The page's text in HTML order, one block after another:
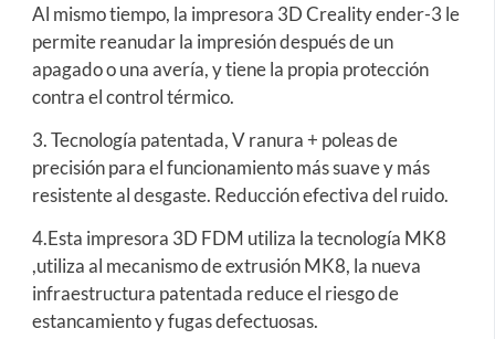
Al mismo tiempo, la impresora 3D Creality ender-3 le
permite reanudar la impresión después de un
apagado o una avería, y tiene la propia protección
contra el control térmico.
3. Tecnología patentada, V ranura + poleas de
precisión para el funcionamiento más suave y más
resistente al desgaste. Reducción efectiva del ruido.
4.Esta impresora 3D FDM utiliza la tecnología MK8
,utiliza al mecanismo de extrusión MK8, la nueva
infraestructura patentada reduce el riesgo de
estancamiento y fugas defectuosas.